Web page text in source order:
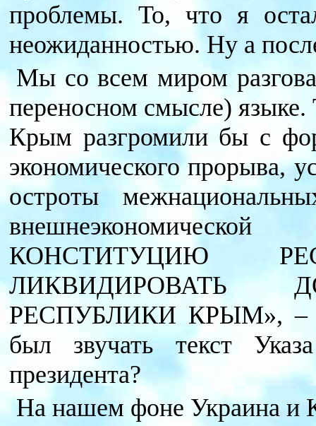
проблемы. То, что я
неожиданностью. Ну а
Мы со всем миром
переносном смысле) языке.
Крым разгромили бы с
экономического прорыва,
остроты
КОНСТИТУЦИЮ
ЛИКВИДИРОВАТЬ
РЕСПУБЛИКИ КРЫМ», –
был звучать текст
президента?
На нашем фоне Украина и